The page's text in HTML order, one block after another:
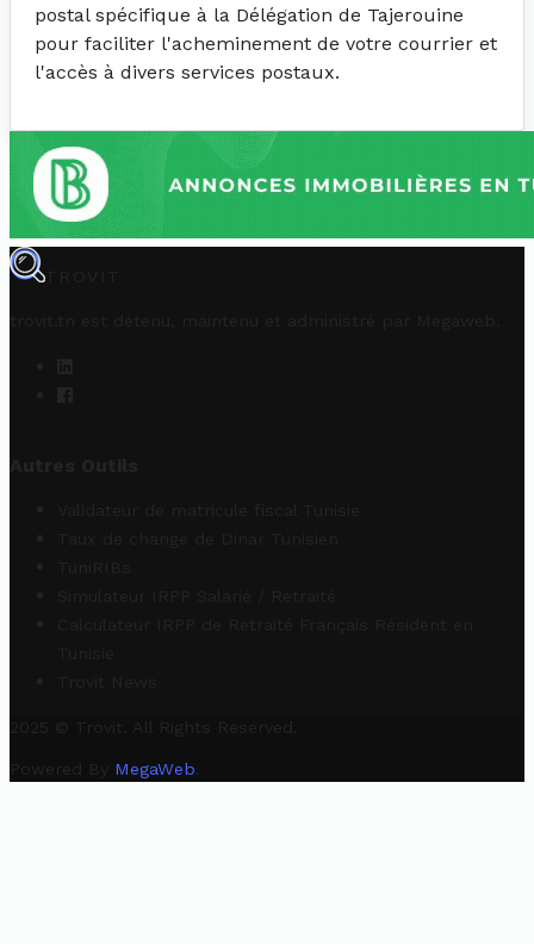
postal spécifique à la Délégation de Tajerouine
pour faciliter l'acheminement de votre courrier et
l'accès à divers services postaux.
TROVIT
trovit.tn est détenu, maintenu et administré par Megaweb
Autres Outils
Validateur de matricule fiscal Tunisie
Taux de change de Dinar Tunisien
TuniRIBs
Simulateur IRPP Salarié / Retraité
Calculateur IRPP de Retraité Français Résident en
Tunisie
Trovit News
2025 © Trovit. All Rights Reserved.
Powered By MegaWeb